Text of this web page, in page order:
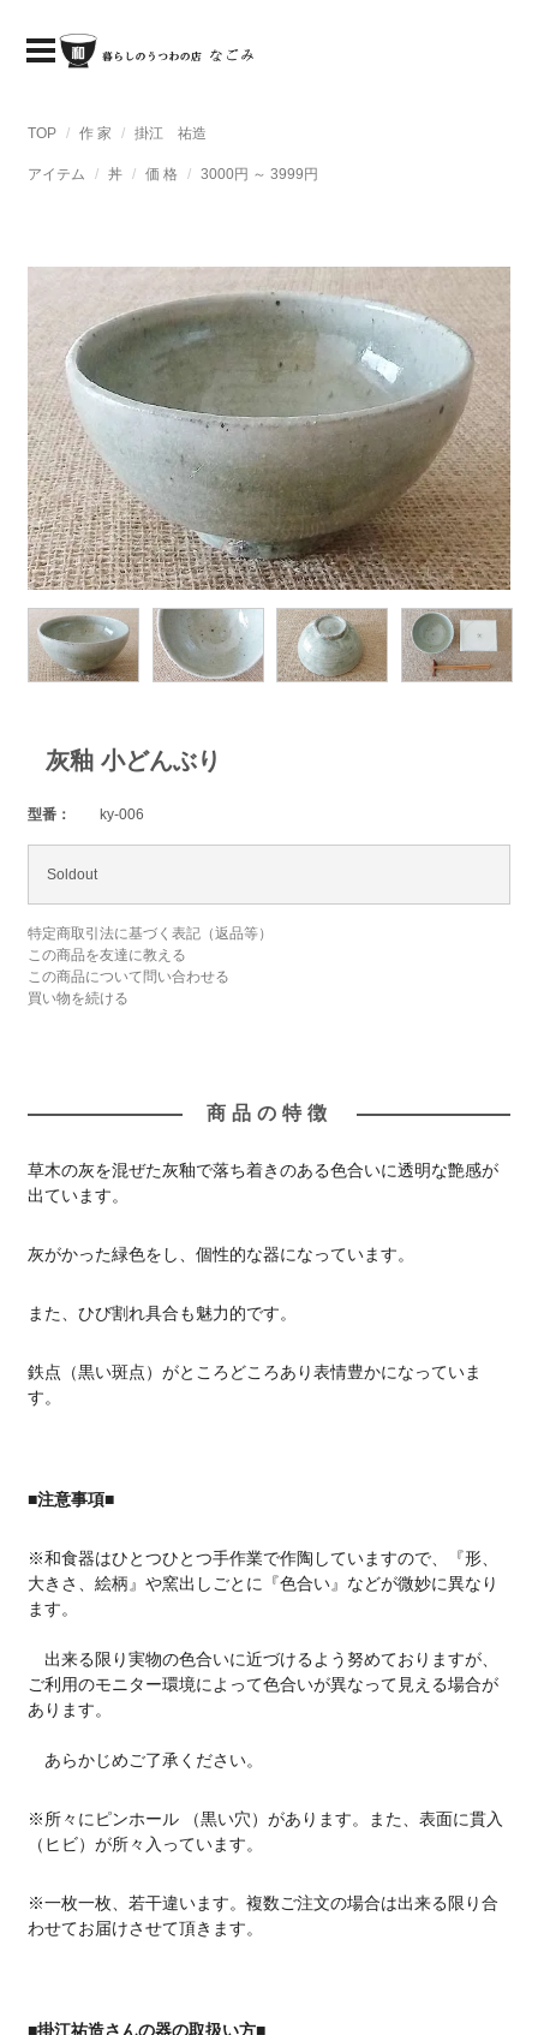
TOP 作 家 掛江 祐造
アイテム 丼 価 格 3000円 ～ 3999円
灰釉 小どんぶり
型番： ky-006
Soldout
特定商取引法に基づく表記（返品等）
この商品を友達に教える
この商品について問い合わせる
買い物を続ける
商品の特徴
草木の灰を混ぜた灰釉で落ち着きのある色合いに透明な艶感が
出ています。
灰がかった緑色をし、個性的な器になっています。
また、ひび割れ具合も魅力的です。
鉄点（黒い斑点）がところどころあり表情豊かになっていま
す。
■注意事項■
※和食器はひとつひとつ手作業で作陶していますので、『形、
大きさ、絵柄』や窯出しごとに『色合い』などが微妙に異なり
ます。
出来る限り実物の色合いに近づけるよう努めておりますが、
ご利用のモニター環境によって色合いが異なって見える場合が
あります。
あらかじめご了承ください。
※所々にピンホール （黒い穴）があります。また、表面に貫入
（ヒビ）が所々入っています。
※一枚一枚、若干違います。複数ご注文の場合は出来る限り合
わせてお届けさせて頂きます。
■掛江祐造さんの器の取扱い方■